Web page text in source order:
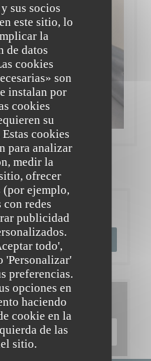
sus socios
este sitio, lo
la
de datos
cookies
son
instalan por
cookies
su
cookies
para analizar
medir la
ofrecer
ejemplo,
con redes
publicidad
todo',
'Personalizar'
preferencias.
opciones en
haciendo
cookie en la
de las
sitio.
MESA
CARTA